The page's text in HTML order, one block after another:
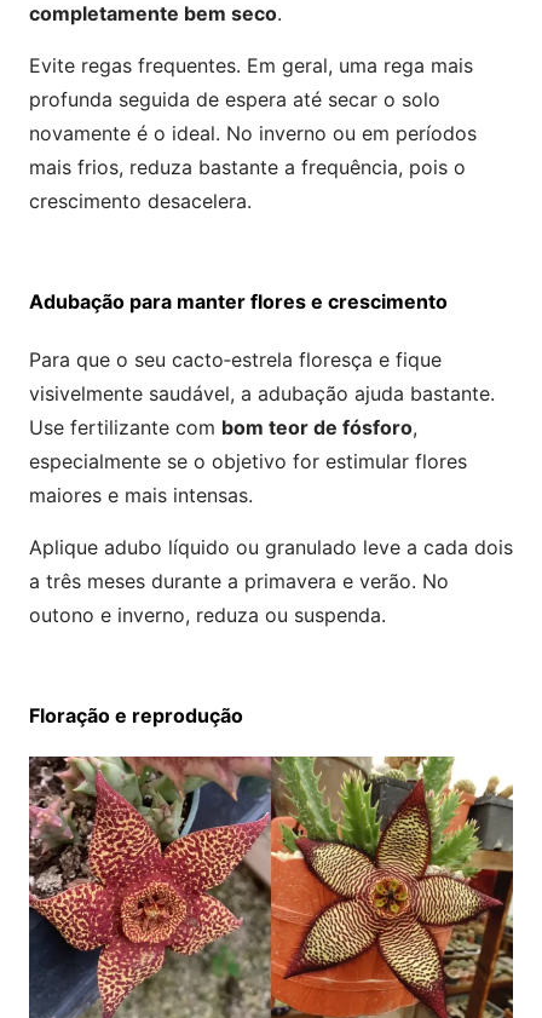
completamente bem seco.
Evite regas frequentes. Em geral, uma rega mais
profunda seguida de espera até secar o solo
novamente é o ideal. No inverno ou em períodos
mais frios, reduza bastante a frequência, pois o
crescimento desacelera.
Adubação para manter flores e crescimento
Para que o seu cacto‑estrela floresça e fique
visivelmente saudável, a adubação ajuda bastante.
Use fertilizante com bom teor de fósforo,
especialmente se o objetivo for estimular flores
maiores e mais intensas.
Aplique adubo líquido ou granulado leve a cada dois
a três meses durante a primavera e verão. No
outono e inverno, reduza ou suspenda.
Floração e reprodução